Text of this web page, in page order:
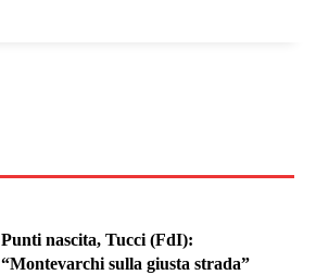
Punti nascita, Tucci (FdI):
“Montevarchi sulla giusta strada”